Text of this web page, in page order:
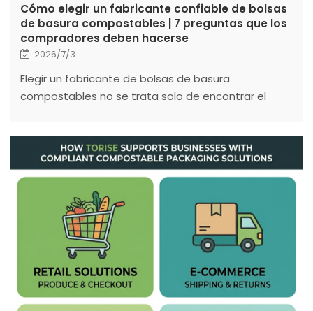
Cómo elegir un fabricante confiable de bolsas
de basura compostables | 7 preguntas que los
compradores deben hacerse
2026/7/3
Elegir un fabricante de bolsas de basura
compostables no se trata solo de encontrar el
inconsistente, retrasos en las entregas o una
capacidad de producción limitada pueden generar
quejas de los clientes, mayores costos de
reemplazo y riesgos comerciales a largo plazo.